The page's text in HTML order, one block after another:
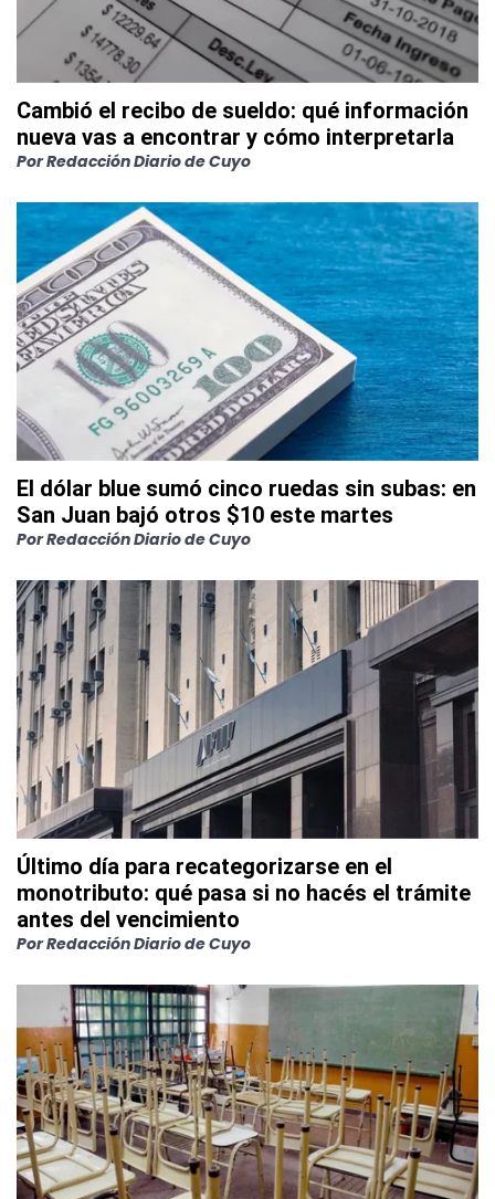
Cambió el recibo de sueldo: qué información
nueva vas a encontrar y cómo interpretarla
PorRedacción Diario de Cuyo
El dólar blue sumó cinco ruedas sin subas: en
San Juan bajó otros $10 este martes
PorRedacción Diario de Cuyo
Último día para recategorizarse en el
monotributo: qué pasa si no hacés el trámite
antes del vencimiento
PorRedacción Diario de Cuyo